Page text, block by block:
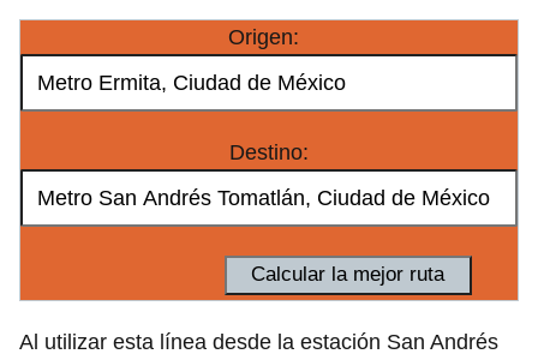
Origen:
Destino:
Al utilizar esta línea desde la estación San Andrés